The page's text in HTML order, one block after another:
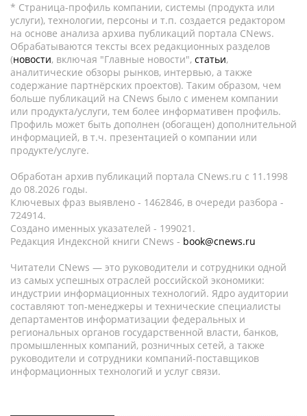
* Страница-профиль компании, системы (продукта или
услуги), технологии, персоны и т.п. создается редактором
на основе анализа архива публикаций портала CNews.
Обрабатываются тексты всех редакционных разделов
(новости, включая "Главные новости", статьи,
аналитические обзоры рынков, интервью, а также
содержание партнёрских проектов). Таким образом, чем
больше публикаций на CNews было с именем компании
или продукта/услуги, тем более информативен профиль.
Профиль может быть дополнен (обогащен) дополнительной
информацией, в т.ч. презентацией о компании или
продукте/услуге.
Обработан архив публикаций портала CNews.ru c 11.1998
до 08.2026 годы.
Ключевых фраз выявлено - 1462846, в очереди разбора -
724914.
Создано именных указателей - 199021.
Редакция Индексной книги CNews - book@cnews.ru
Читатели CNews — это руководители и сотрудники одной
из самых успешных отраслей российской экономики:
индустрии информационных технологий. Ядро аудитории
составляют топ-менеджеры и технические специалисты
департаментов информатизации федеральных и
региональных органов государственной власти, банков,
промышленных компаний, розничных сетей, а также
руководители и сотрудники компаний-поставщиков
информационных технологий и услуг связи.